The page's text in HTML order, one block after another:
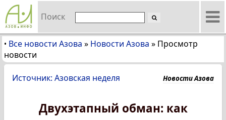
Поиск
• Все новости Азова » Новости Азова » Просмотр
новости
Источник: Азовская неделя Новости Азова
Двухэтапный обман: как